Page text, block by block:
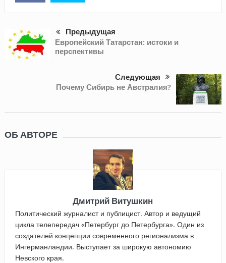
Предыдущая
Европейский Татарстан: истоки и
перспективы
Следующая
Почему Сибирь не Австралия?
ОБ АВТОРЕ
Дмитрий Витушкин
Политический журналист и публицист. Автор и ведущий
цикла телепередач «Петербург до Петербурга». Один из
создателей концепции современного регионализма в
Ингерманландии. Выступает за широкую автономию
Невского края.